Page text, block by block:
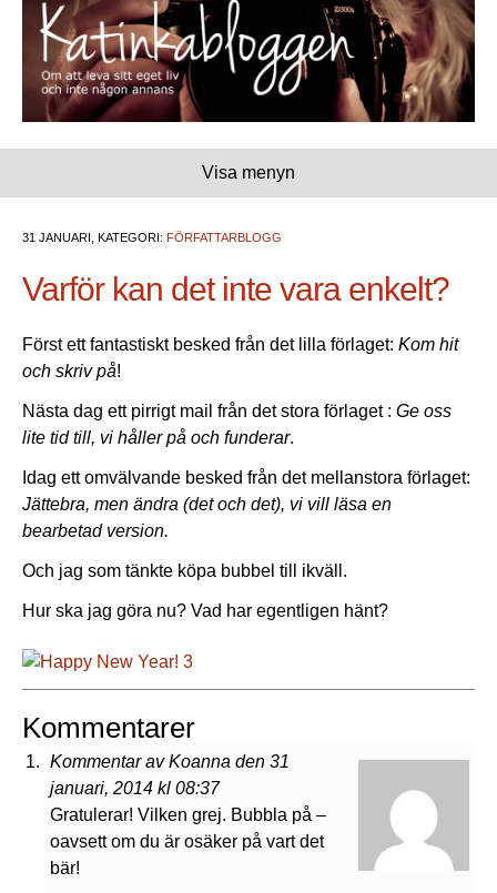
Visa menyn
31 JANUARI, KATEGORI: FÖRFATTARBLOGG
Varför kan det inte vara enkelt?
Först ett fantastiskt besked från det lilla förlaget: Kom hit
och skriv på!
Nästa dag ett pirrigt mail från det stora förlaget : Ge oss
lite tid till, vi håller på och funderar.
Idag ett omvälvande besked från det mellanstora förlaget:
Jättebra, men ändra (det och det), vi vill läsa en
bearbetad version.
Och jag som tänkte köpa bubbel till ikväll.
Hur ska jag göra nu? Vad har egentligen hänt?
Kommentarer
Kommentar av Koanna den 31
januari, 2014 kl 08:37
Gratulerar! Vilken grej. Bubbla på –
oavsett om du är osäker på vart det
bär!